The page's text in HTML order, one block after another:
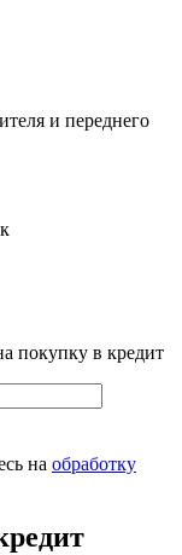
и переднего
покупку в кредит
на обработку